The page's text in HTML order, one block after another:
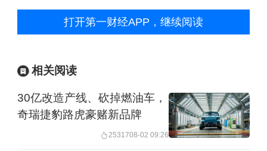
子公司，从事汽车工程开发，奇瑞汽车
科嘉主导开发。汉姆汽车由Duke Hale在
主要致力于发展非美国本土汽车公司在
美国的销售及分销网点。在官网上，汉
打开第一财经APP，继续阅读
相关阅读
30亿改造产线、砍掉燃油车，
奇瑞捷豹路虎豪赌新品牌
2531708-02 09:26